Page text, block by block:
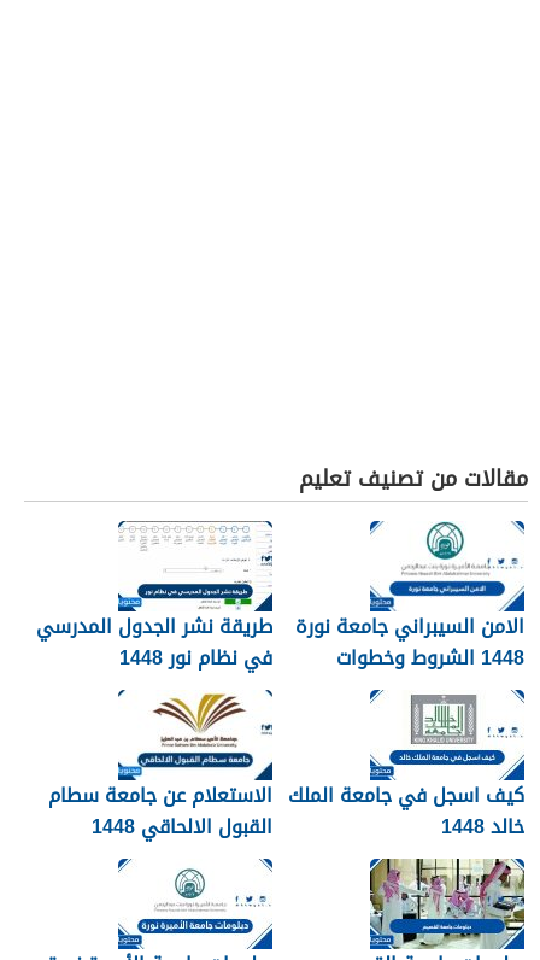
مقالات من تصنيف تعليم
الامن السيبراني جامعة نورة
1448 الشروط وخطوات
التقديم
طريقة نشر الجدول المدرسي
في نظام نور 1448
كيف اسجل في جامعة الملك
خالد 1448
الاستعلام عن جامعة سطام
القبول الالحاقي 1448